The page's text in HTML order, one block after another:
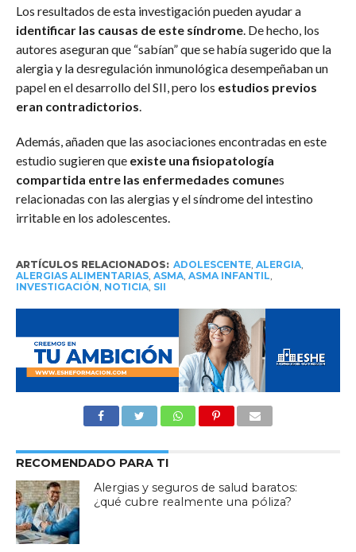
Los resultados de esta investigación pueden ayudar a
identificar las causas de este síndrome. De hecho, los
autores aseguran que “sabían” que se había sugerido que la
alergia y la desregulación inmunológica desempeñaban un
papel en el desarrollo del SII, pero los estudios previos
eran contradictorios
Además, añaden que las asociaciones encontradas en este
estudio sugieren que existe una fisiopatología
compartida entre las enfermedades comunes
relacionadas con las alergias y el síndrome del intestino
irritable en los adolescentes.
ARTÍCULOS RELACIONADOS: ADOLESCENTE, ALERGIA,
ALERGIAS ALIMENTARIAS, ASMA, ASMA INFANTIL
INVESTIGACIÓN NOTICIA, SII
RECOMENDADO PARA TI
Alergias y seguros de salud baratos:
¿qué cubre realmente una póliza?